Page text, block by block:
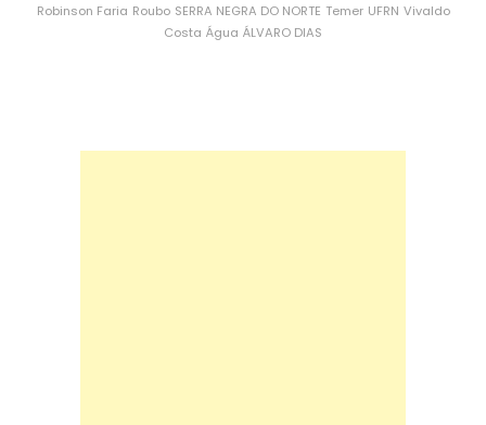
Robinson Faria Roubo SERRA NEGRA DO NORTE Temer UFRN Vivaldo
Costa Água ÁLVARO DIAS